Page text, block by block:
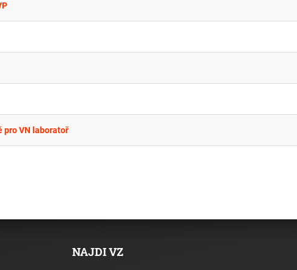
pro VN laboratoř
NAJDI VZ